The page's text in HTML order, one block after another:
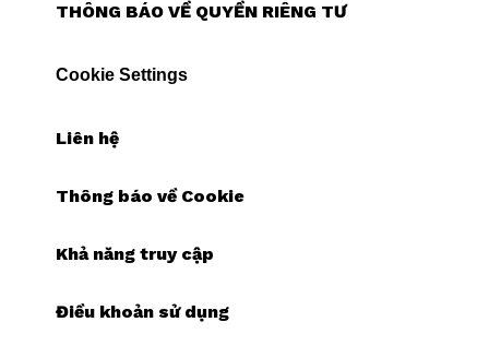
THÔNG BÁO VỀ QUYỀN RIÊNG TƯ
Cookie Settings
Liên hệ
Thông báo về Cookie
Khả năng truy cập
Điều khoản sử dụng